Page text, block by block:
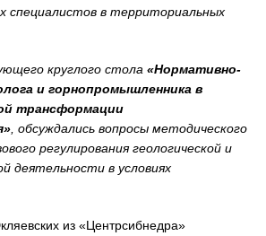
специалистов в территориальных
круглого стола «Нормативно-
и горнопромышленника в
трансформации
, обсуждались вопросы методического
регулирования геологической и
деятельности в условиях
из «Центрсибнедра»